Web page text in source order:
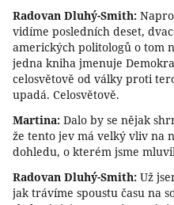
Radovan Dluhý-Smith:
vidíme posledních deset,
amerických politologů o tom
jedna kniha jmenuje
celosvětově od války proti
upadá. Celosvětově.
Martina: Dalo by se nějak
že tento jev má velký vliv na
dohledu, o kterém jsme
Radovan Dluhý-Smith: Už
jak trávíme spoustu času na